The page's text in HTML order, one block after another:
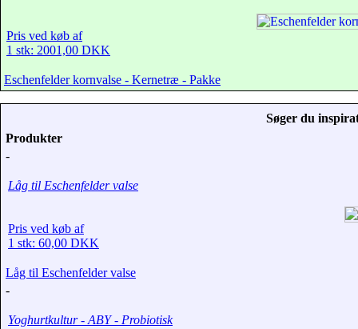
Pris ved køb af
1 stk: 2001,00 DKK
Eschenfelder kornvalse - Kernetræ - Pakke
Søger du
Produkter
-
Låg til Eschenfelder valse
Pris ved køb af
1 stk: 60,00 DKK
Låg til Eschenfelder valse
-
Yoghurtkultur - ABY - Probiotisk